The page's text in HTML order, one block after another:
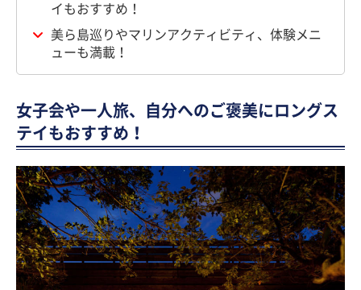
イもおすすめ！
美ら島巡りやマリンアクティビティ、体験メニ
ューも満載！
女子会や一人旅、自分へのご褒美にロングス
テイもおすすめ！